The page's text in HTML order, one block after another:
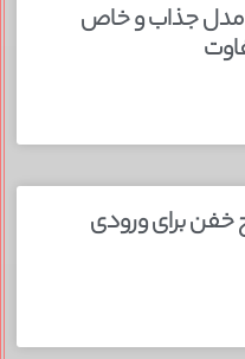
لاکچری مجلسی؛ ۱۵ مدل جذاب و خاص
زیبا؛ ۱۵ طرح خفن برای ورودی